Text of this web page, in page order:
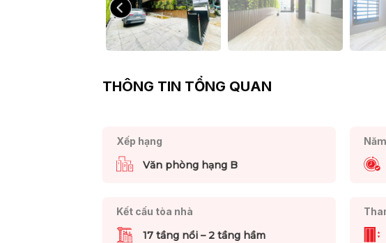
THÔNG TIN TỔNG QUAN
Xếp hạng
Văn phòng hạng B
Kết cấu tòa nhà
17 tầng nổi – 2 tầng hầm